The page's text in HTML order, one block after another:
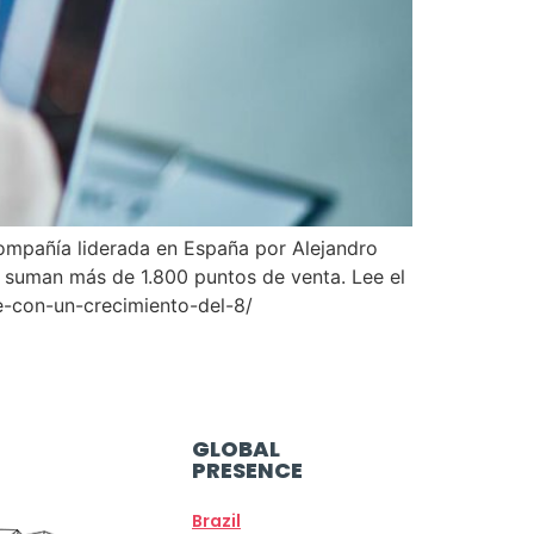
liderada en España por Alejandro
más de 1.800 puntos de venta. Lee el
con-un-crecimiento-del-8/
GLOBAL
PRESENCE
Brazil